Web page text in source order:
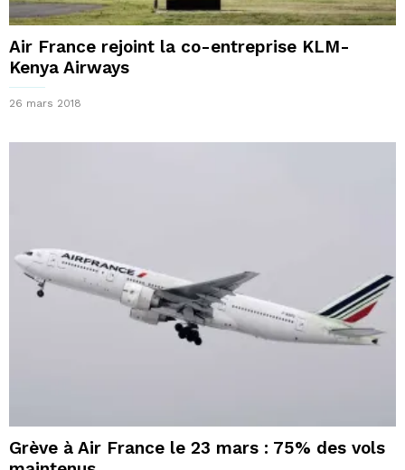
Air France rejoint la co-entreprise KLM-
Kenya Airways
26 mars 2018
Grève à Air France le 23 mars : 75% des vols